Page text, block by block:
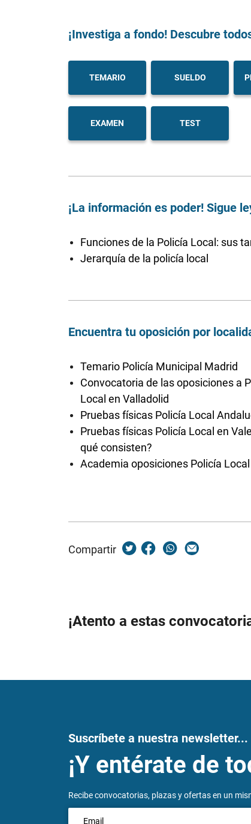
¡Investiga a fondo! Descubre
TEMARIO SUELDO
EXAMEN TEST
¡La información es poder! Sigue
Funciones de la Policía Local: sus
Jerarquía de la policía local
Encuentra tu oposición por
Temario Policía Municipal Madrid
Convocatoria de las oposiciones a
Local en Valladolid
Pruebas físicas Policía Local
Pruebas físicas Policía Local en
qué consisten?
Academia oposiciones Policía
Compartir
¡Atento a estas
Suscríbete a nuestra newsletter...
¡Y entérate de
Recibe convocatorias, plazas y ofertas en un